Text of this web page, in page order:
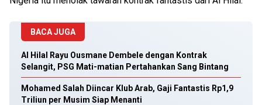
BACA JUGA
Al Hilal Rayu Ousmane Dembele dengan Kontrak
Selangit, PSG Mati-matian Pertahankan Sang Bintang
Mohamed Salah Diincar Klub Arab, Gaji Fantastis Rp1,9
Triliun per Musim Siap Menanti